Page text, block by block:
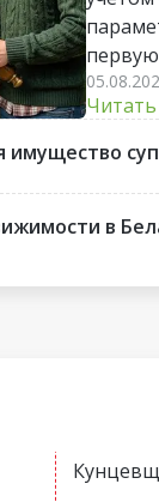
первую
лист
без
в